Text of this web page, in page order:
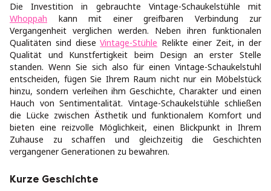
Die Investition in gebrauchte Vintage-Schaukelstühle mit
Whoppah kann mit einer greifbaren Verbindung zur
Vergangenheit verglichen werden. Neben ihren funktionalen
Qualitäten sind dieseVintage-Stühle Relikte einer Zeit, in der
Qualität und Kunstfertigkeit beim Design an erster Stelle
standen. Wenn Sie sich also für einen Vintage-Schaukelstuhl
entscheiden, fügen Sie Ihrem Raum nicht nur ein Möbelstück
hinzu, sondern verleihen ihm Geschichte, Charakter und einen
Hauch von Sentimentalität. Vintage-Schaukelstühle schließen
die Lücke zwischen Ästhetik und funktionalem Komfort und
bieten eine reizvolle Möglichkeit, einen Blickpunkt in Ihrem
Zuhause zu schaffen und gleichzeitig die Geschichten
vergangener Generationen zu bewahren.
Kurze Geschichte